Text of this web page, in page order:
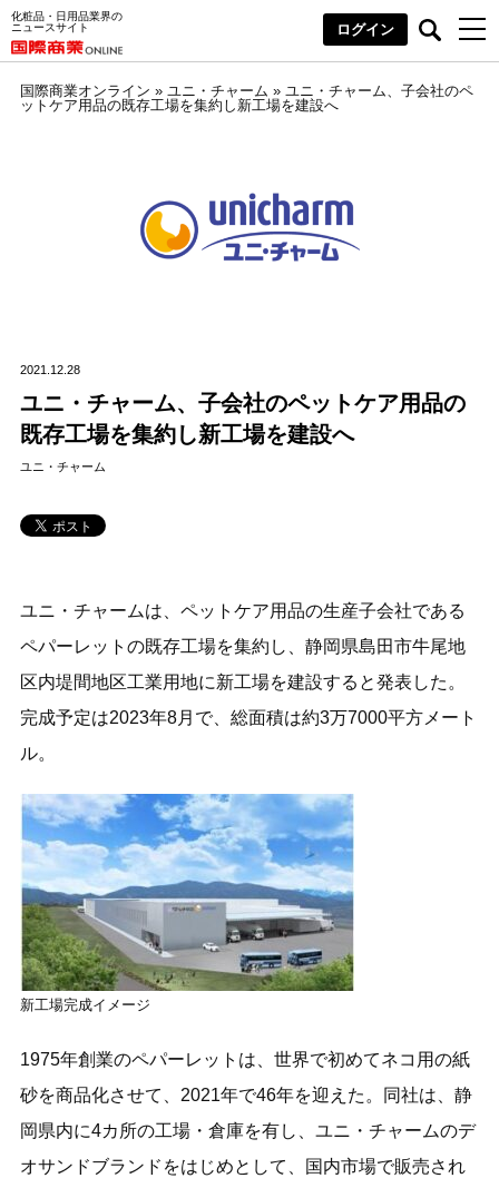
化粧品・日用品業界の
ニュースサイト
ログイン
国際商業オンライン » ユニ・チャーム » ユニ・チャーム、子会社のペ
ットケア用品の既存工場を集約し新工場を建設へ
2021.12.28
ユニ・チャーム、子会社のペットケア用品の
既存工場を集約し新工場を建設へ
ユニ・チャーム
ユニ・チャームは、ペットケア用品の生産子会社である
ペパーレットの既存工場を集約し、静岡県島田市牛尾地
区内堤間地区工業用地に新工場を建設すると発表した。
完成予定は2023年8月で、総面積は約3万7000平方メート
ル。
新工場完成イメージ
1975年創業のペパーレットは、世界で初めてネコ用の紙
砂を商品化させて、2021年で46年を迎えた。同社は、静
岡県内に4カ所の工場・倉庫を有し、ユニ・チャームのデ
オサンドブランドをはじめとして、国内市場で販売され